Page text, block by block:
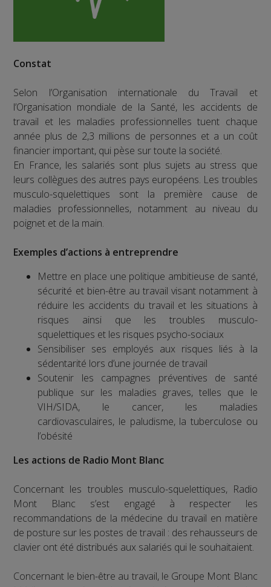
Constat
Selon l’Organisation internationale du Travail et
l’Organisation mondiale de la Santé, les accidents de
travail et les maladies professionnelles tuent chaque
année plus de 2,3 millions de personnes et a un coût
financier important, qui pèse sur toute la société.
En France, les salariés sont plus sujets au stress que
leurs collègues des autres pays européens. Les troubles
musculo-squelettiques sont la première cause de
maladies professionnelles, notamment au niveau du
poignet et de la main.
Exemples d’actions à entreprendre
Mettre en place une politique ambitieuse de santé,
sécurité et bien-être au travail visant notamment à
réduire les accidents du travail et les situations à
risques ainsi que les troubles musculo-
squelettiques et les risques psycho-sociaux
Sensibiliser ses employés aux risques liés à la
sédentarité lors d’une journée de travail
Soutenir les campagnes préventives de santé
publique sur les maladies graves, telles que le
VIH/SIDA, le cancer, les maladies
cardiovasculaires, le paludisme, la tuberculose ou
l’obésité
Les actions de Radio Mont Blanc
Concernant les troubles musculo-squelettiques, Radio
Mont Blanc s’est engagé à respecter les
recommandations de la médecine du travail en matière
de posture sur les postes de travail : des rehausseurs de
clavier ont été distribués aux salariés qui le souhaitaient.
Concernant le bien-être au travail, le Groupe Mont Blanc